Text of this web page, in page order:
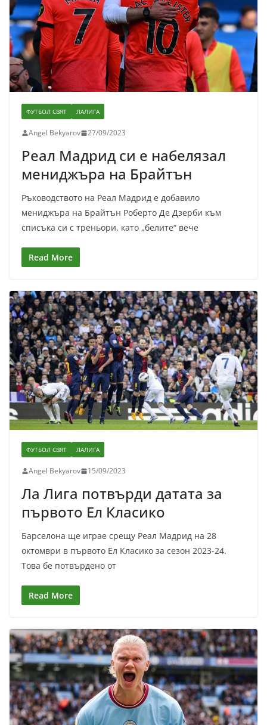
ФУТБОЛ СВЯТ ЛАЛИГА
Angel Bekyarov 27/09/2023
Реал Мадрид си е набелязал
мениджъра на Брайтън
Ръководството на Реал Мадрид е добавило
мениджъра на Брайтън Роберто Де Дзерби към
списъка си с треньори, като „белите“ вече
Read More
ФУТБОЛ СВЯТ ЛАЛИГА
Angel Bekyarov 15/09/2023
Ла Лига потвърди датата за
първото Ел Класико
Барселона ще играе срещу Реал Мадрид на 28
октомври в първото Ел Класико за сезон 2023-24.
Това бе потвърдено от
Read More